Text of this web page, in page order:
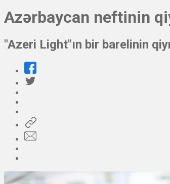
Azərbaycan neftinin
"Azeri Light"ın bir barelinin